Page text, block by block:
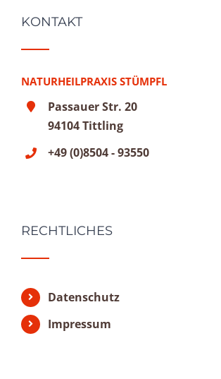
KONTAKT
NATURHEILPRAXIS STÜMPFL
Passauer Str. 20
94104 Tittling
+49 (0)8504 - 93550
RECHTLICHES
Datenschutz
Impressum